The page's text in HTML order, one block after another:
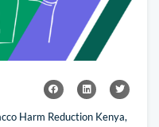
Harm Reduction Kenya,